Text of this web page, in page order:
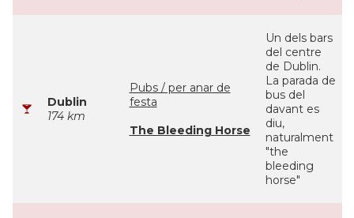
Dublin
174 km
Pubs / per anar de
festa
The Bleeding Horse
Un dels bars
del centre
de Dublin.
La parada de
bus del
davant es
diu,
naturalment
"the
bleeding
horse"